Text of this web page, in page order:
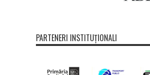
PARTENERI INSTITUȚIONALI